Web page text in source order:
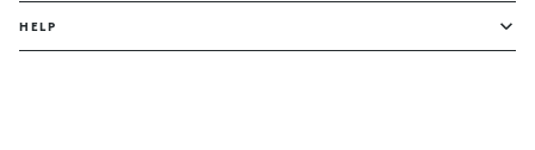
HELP